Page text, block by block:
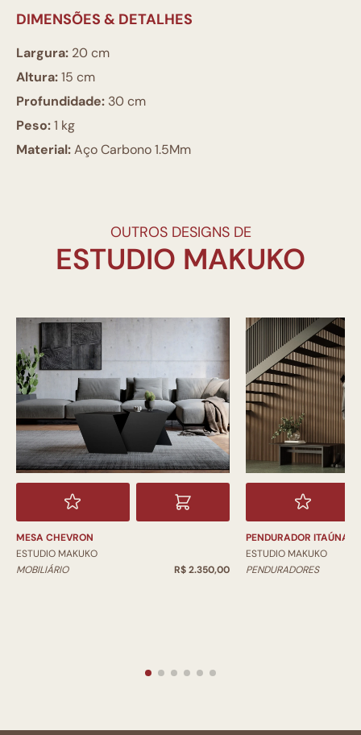
DIMENSÕES & DETALHES
Largura: 20 cm
Altura:15 cm
Profundidade: 30 cm
Peso:1 kg
Material:Aço Carbono 1.5Mm
OUTROS DESIGNS DE
MESA CHEVRON
ESTUDIO MAKUKO
MOBILIÁRIO
R$ 2.350,00
PENDURADOR ITAÚNA
ESTUDIO MAKUKO
PENDURADORES